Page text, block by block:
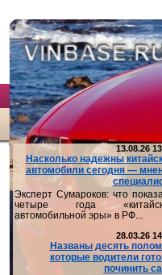
13.08.26
Насколько надежны
автомобили сегодня —
Эксперт Сумароков: что
четыре года
автомобильной эры» в РФ...
28.03.26
Названы десять
которые водители
починить